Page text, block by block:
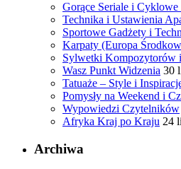
Gorące Seriale i Cyklowe
Technika i Ustawienia
Sportowe Gadżety i
Karpaty (Europa
Sylwetki Kompozytorów
Wasz Punkt Widzenia 30
Tatuaże – Style i
Pomysły na Weekend i
Wypowiedzi Czytelników
Afryka Kraj po Kraju 24
Archiwa